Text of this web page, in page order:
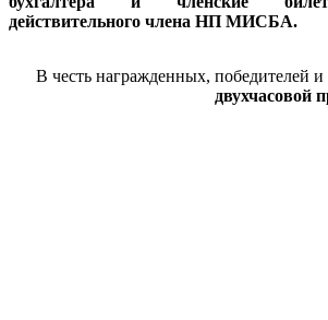
действительного члена НП МИСБА.
В честь награжденных, победителей
двухчасовой